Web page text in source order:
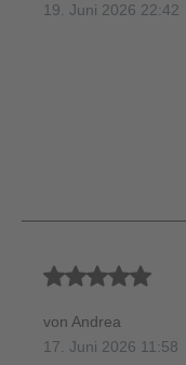
19. Juni 2026 22:42
Durchschnittliche
von Andrea
17. Juni 2026 11:58